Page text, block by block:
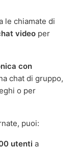
le chiamate di
video per
con
chat di gruppo,
o per
puoi:
utenti a